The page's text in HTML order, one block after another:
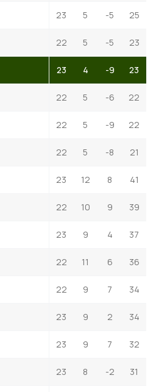
23 5 -5 25
22 5 -5 23
23 4 -9 23
22 5 -6 22
22 5 -9 22
22 5 -8 21
23 12 8 41
22 10 9 39
23 9 4 37
22 11 6 36
22 9 7 34
23 9 2 34
23 9 7 32
23 8 -2 31